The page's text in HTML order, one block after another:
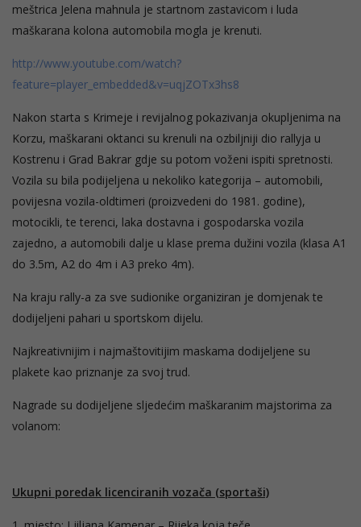
meštrica Jelena mahnula je startnom zastavicom i luda
maškarana kolona automobila mogla je krenuti.
http://www.youtube.com/watch?
feature=player_embedded&v=uqjZOTx3hs8
Nakon starta s Krimeje i revijalnog pokazivanja okupljenima na
Korzu, maškarani oktanci su krenuli na ozbiljniji dio rallyja u
Kostrenu i Grad Bakrar gdje su potom voženi ispiti spretnosti.
Vozila su bila podijeljena u nekoliko kategorija – automobili,
povijesna vozila-oldtimeri (proizvedeni do 1981. godine),
motocikli, te terenci, laka dostavna i gospodarska vozila
zajedno, a automobili dalje u klase prema dužini vozila (klasa A1
do 3.5m, A2 do 4m i A3 preko 4m).
Na kraju rally-a za sve sudionike organiziran je domjenak te
dodijeljeni pahari u sportskom dijelu.
Najkreativnijim i najmaštovitijim maskama dodijeljene su
plakete kao priznanje za svoj trud.
Nagrade su dodijeljene sljedećim maškaranim majstorima za
volanom:
Ukupni poredak licenciranih vozača (sportaši)